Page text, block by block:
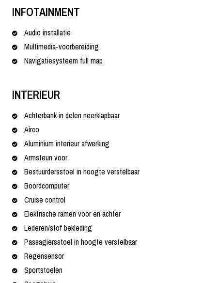
INFOTAINMENT
Audio installatie
Multimedia-voorbereiding
Navigatiesysteem full map
INTERIEUR
Achterbank in delen neerklapbaar
Airco
Aluminium interieur afwerking
Armsteun voor
Bestuurdersstoel in hoogte verstelbaar
Boordcomputer
Cruise control
Elektrische ramen voor en achter
Lederen/stof bekleding
Passagiersstoel in hoogte verstelbaar
Regensensor
Sportstoelen